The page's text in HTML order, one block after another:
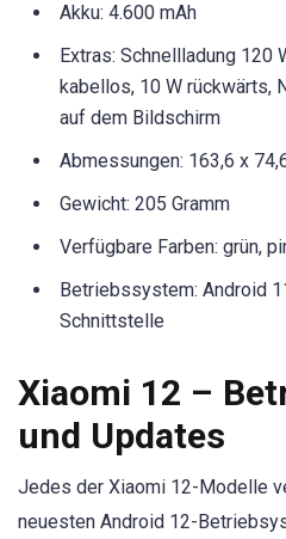
Akku: 4.600 mAh
Extras: Schnellladung 120
kabellos, 10 W rückwärts,
auf dem Bildschirm
Abmessungen: 163,6 x
Gewicht: 205 Gramm
Verfügbare Farben: grün,
Betriebssystem: Android
Schnittstelle
Xiaomi 12 –
und Updates
Jedes der Xiaomi 12-Modelle
neuesten Android 12-